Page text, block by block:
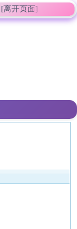
[离开页面]